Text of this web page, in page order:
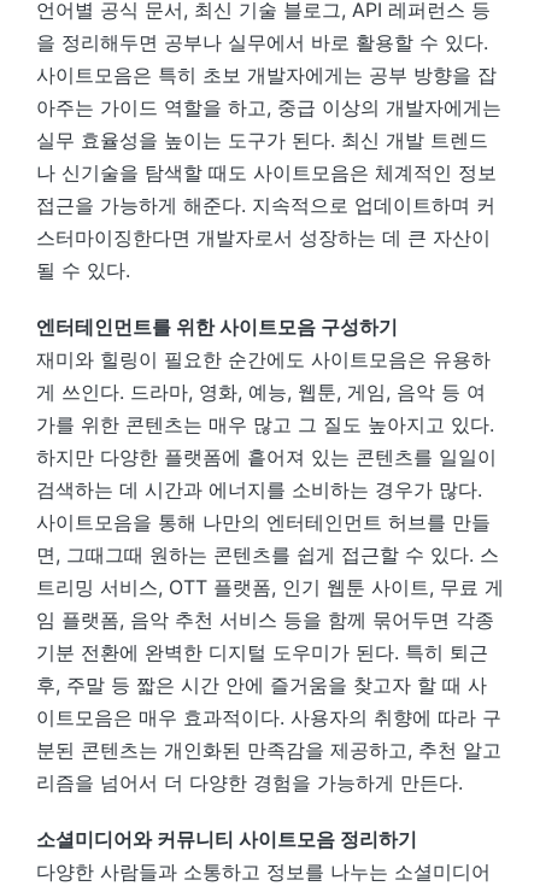
언어별 공식 문서, 최신 기술 블로그, API 레퍼런스 등
을 정리해두면 공부나 실무에서 바로 활용할 수 있다.
사이트모음은 특히 초보 개발자에게는 공부 방향을 잡
아주는 가이드 역할을 하고, 중급 이상의 개발자에게는
실무 효율성을 높이는 도구가 된다. 최신 개발 트렌드
나 신기술을 탐색할 때도 사이트모음은 체계적인 정보
접근을 가능하게 해준다. 지속적으로 업데이트하며 커
스터마이징한다면 개발자로서 성장하는 데 큰 자산이
될 수 있다.
엔터테인먼트를 위한 사이트모음 구성하기
재미와 힐링이 필요한 순간에도 사이트모음은 유용하
게 쓰인다. 드라마, 영화, 예능, 웹툰, 게임, 음악 등 여
가를 위한 콘텐츠는 매우 많고 그 질도 높아지고 있다.
하지만 다양한 플랫폼에 흩어져 있는 콘텐츠를 일일이
검색하는 데 시간과 에너지를 소비하는 경우가 많다.
사이트모음을 통해 나만의 엔터테인먼트 허브를 만들
면, 그때그때 원하는 콘텐츠를 쉽게 접근할 수 있다. 스
트리밍 서비스, OTT 플랫폼, 인기 웹툰 사이트, 무료 게
임 플랫폼, 음악 추천 서비스 등을 함께 묶어두면 각종
기분 전환에 완벽한 디지털 도우미가 된다. 특히 퇴근
후, 주말 등 짧은 시간 안에 즐거움을 찾고자 할 때 사
이트모음은 매우 효과적이다. 사용자의 취향에 따라 구
분된 콘텐츠는 개인화된 만족감을 제공하고, 추천 알고
리즘을 넘어서 더 다양한 경험을 가능하게 만든다.
소셜미디어와 커뮤니티 사이트모음 정리하기
다양한 사람들과 소통하고 정보를 나누는 소셜미디어